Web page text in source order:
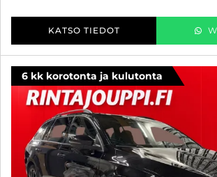
KATSO TIEDOT
6 kk korotonta ja kulutonta